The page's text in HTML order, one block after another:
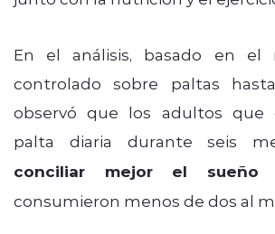
En el análisis, basado en el
controlado sobre paltas
observó que los adultos que
palta diaria durante seis
conciliar mejor el sueño
consumieron menos de dos al